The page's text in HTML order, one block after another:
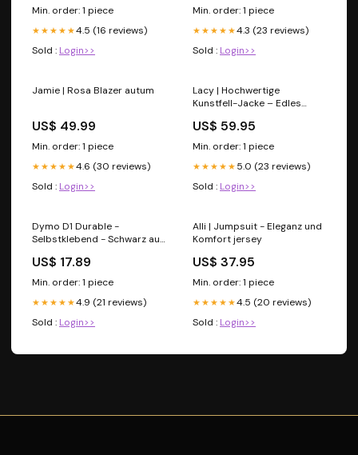
Min. order: 1 piece
★★★★★4.5 (16 reviews)
Sold : Login>>
Min. order: 1 piece
★★★★★4.3 (23 reviews)
Sold : Login>>
Jamie | Rosa Blazer autum
US$ 49.99
Min. order: 1 piece
★★★★★4.6 (30 reviews)
Sold : Login>>
Lacy | Hochwertige
Kunstfell-Jacke – Edles
Komfort Größe:M
US$ 59.95
Min. order: 1 piece
★★★★★ 5.0 (23 reviews)
Sold : Login>>
Dymo D1 Durable -
Selbstklebend - Schwarz auf
Adapter
US$ 17.89
Min. order: 1 piece
★★★★★4.9 (21 reviews)
Sold : Login>>
Alli | Jumpsuit - Eleganz und
Komfort jersey
US$ 37.95
Min. order: 1 piece
★★★★★4.5 (20 reviews)
Sold : Login>>